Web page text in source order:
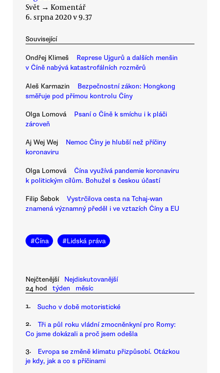
Svět → Komentář
6. srpna 2020 v 9.37
Související
Ondřej Klimeš
Represe Ujgurů a dalších menšin
v Číně nabývá katastrofálních rozměrů
Aleš Karmazin
Bezpečnostní zákon: Hongkong
směřuje pod přímou kontrolu Číny
Olga Lomová
Psaní o Číně k smíchu i k pláči
zároveň
Aj Wej Wej
Nemoc Číny je hlubší než příčiny
koronaviru
Olga Lomová
Čína využívá pandemie koronaviru
k politickým cílům. Bohužel s českou účastí
Filip Šebok
Vystrčilova cesta na Tchaj-wan
znamená významný předěl i ve vztazích Číny a EU
#Čína #Lidská práva
Nejčtenější
Nejdiskutovanější
24 hod
týden měsíc
1. Sucho v době motoristické
2.
Tři a půl roku vládní zmocněnkyní pro Romy:
Co jsme dokázali a proč jsem odešla
3.
Evropa se změně klimatu přizpůsobí. Otázkou
je kdy, jak a co s příčinami